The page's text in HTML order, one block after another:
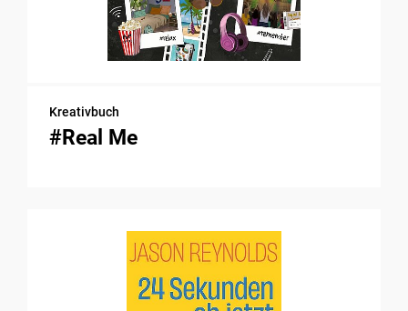
Kreativbuch
#Real Me